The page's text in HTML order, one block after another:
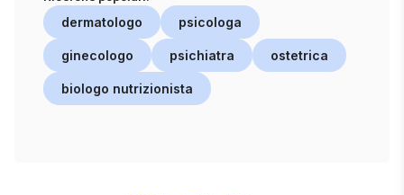
dermatologo psicologa
ginecologo psichiatra ostetrica
biologo nutrizionista